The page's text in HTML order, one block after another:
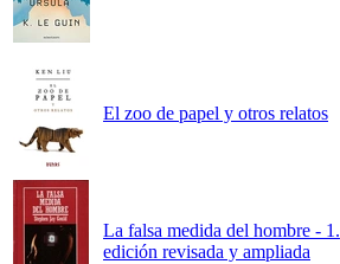
El zoo de papel y otros relatos
La falsa medida del hombre - 1.
edición revisada y ampliada